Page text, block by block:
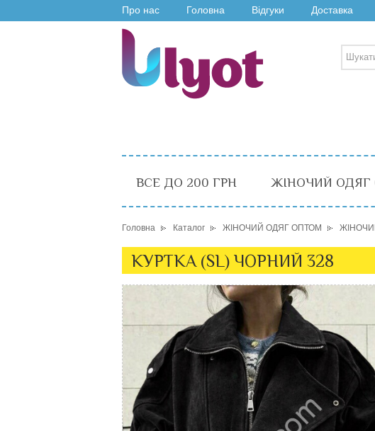
Про нас Головна Відгуки Доставка
ВСЕ ДО 200 ГРН ЖІНОЧИЙ ОДЯГ
Головна Каталог ЖІНОЧИЙ ОДЯГ ОПТОМ
КУРТКА (SL) ЧОРНИЙ 328